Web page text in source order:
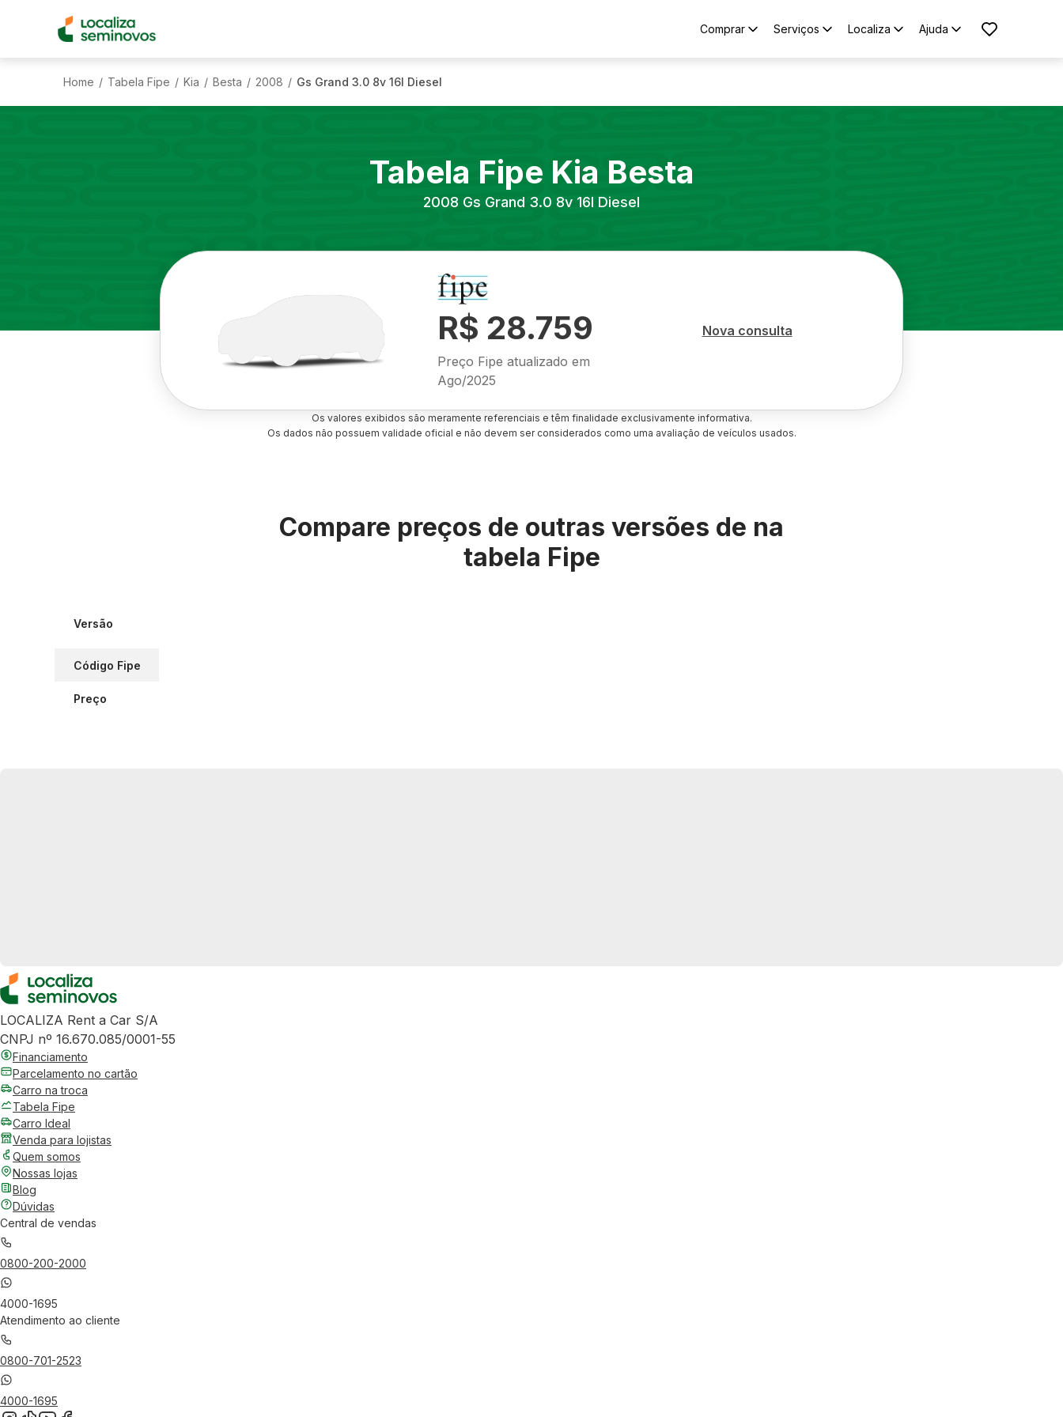
Comprar Serviços Localiza Ajuda
Home / Tabela Fipe / Kia / Besta / 2008 / Gs Grand 3.0 8v 16l Diesel
Tabela Fipe Kia Besta
2008 Gs Grand 3.0 8v 16l Diesel
R$ 28.759
Preço Fipe atualizado em
Ago/2025
Nova consulta
Os valores exibidos são meramente referenciais e têm finalidade exclusivamente informativa.
Os dados não possuem validade oficial e não devem ser considerados como uma avaliação de veículos usados.
Compare preços de outras versões de na
tabela Fipe
Versão
Código Fipe
Preço
LOCALIZA Rent a Car S/A
CNPJ nº 16.670.085/0001-55
Financiamento
Parcelamento no cartão
Carro na troca
Tabela Fipe
Carro Ideal
Venda para lojistas
Quem somos
Nossas lojas
Blog
Dúvidas
Central de vendas
0800-200-2000
4000-1695
Atendimento ao cliente
0800-701-2523
4000-1695